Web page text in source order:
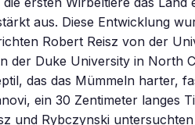
aus. Diese Entwicklung
Robert Reisz von der
der Duke University in North
das das Mümmeln harter,
ein 30 Zentimeter langes
und Rybczynski